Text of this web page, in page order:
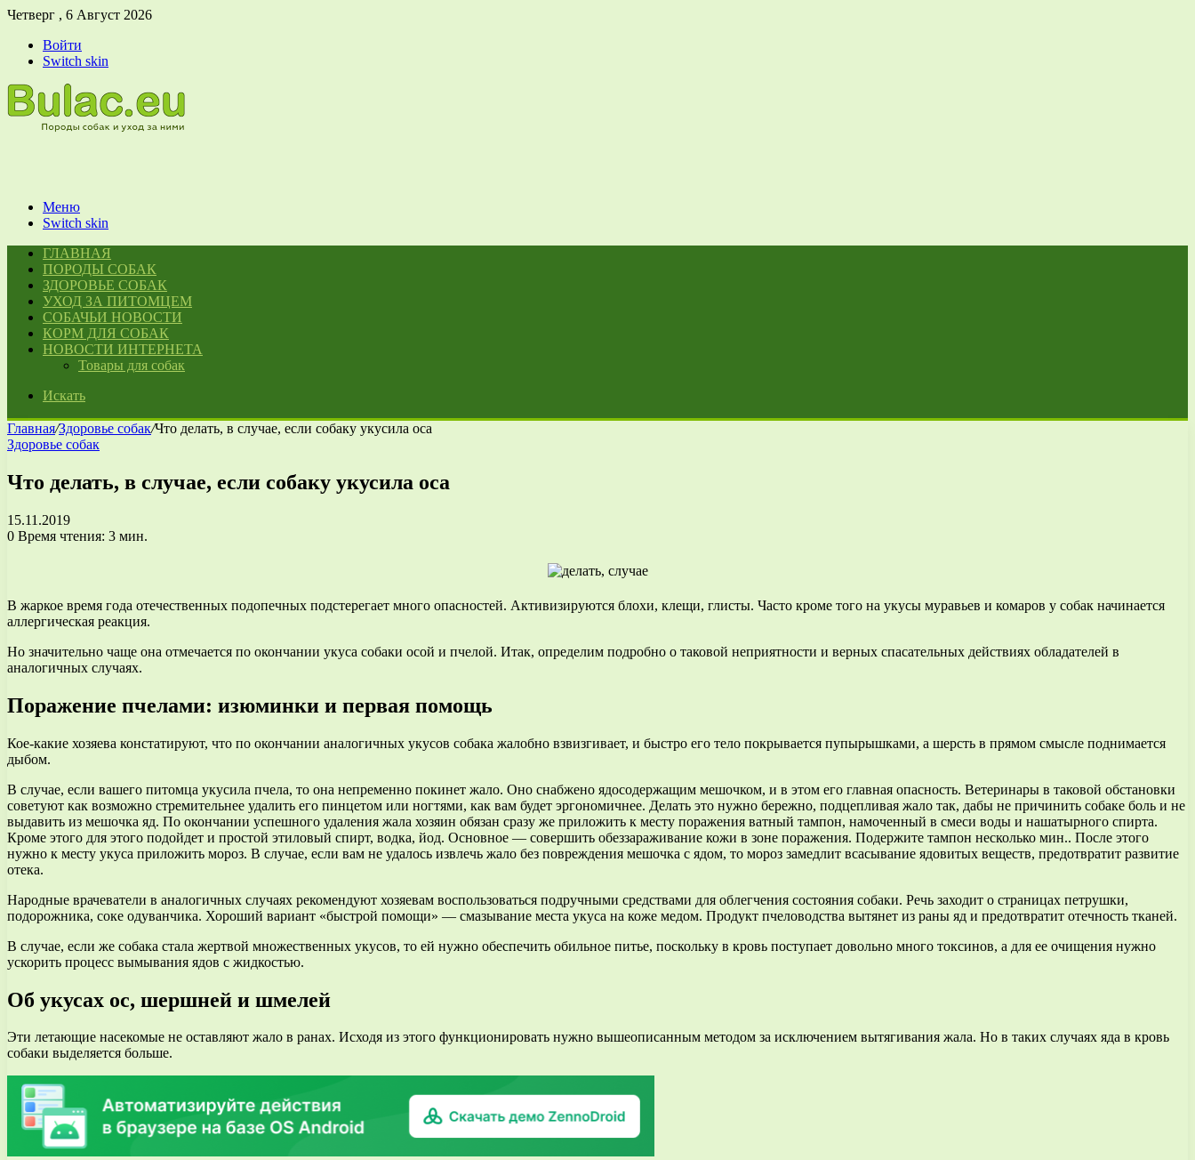
Четверг , 6 Август 2026
Войти
Switch skin
Меню
Switch skin
ГЛАВНАЯ
ПОРОДЫ СОБАК
ЗДОРОВЬЕ СОБАК
УХОД ЗА ПИТОМЦЕМ
СОБАЧЬИ НОВОСТИ
КОРМ ДЛЯ СОБАК
НОВОСТИ ИНТЕРНЕТА
Товары для собак
Искать
Главная/Здоровье собак/Что делать, в случае, если собаку укусила оса
Здоровье собак
Что делать, в случае, если собаку укусила оса
15.11.2019
0 Время чтения: 3 мин.
В жаркое время года отечественных подопечных подстерегает много опасностей. Активизируются блохи, клещи, глисты. Часто кроме того на укусы муравьев и комаров у собак начинается
аллергическая реакция.
Но значительно чаще она отмечается по окончании укуса собаки осой и пчелой. Итак, определим подробно о таковой неприятности и верных спасательных действиях обладателей в
аналогичных случаях.
Поражение пчелами: изюминки и первая помощь
Кое-какие хозяева констатируют, что по окончании аналогичных укусов собака жалобно взвизгивает, и быстро его тело покрывается пупырышками, а шерсть в прямом смысле поднимается
дыбом.
В случае, если вашего питомца укусила пчела, то она непременно покинет жало. Оно снабжено ядосодержащим мешочком, и в этом его главная опасность. Ветеринары в таковой обстановки
советуют как возможно стремительнее удалить его пинцетом или ногтями, как вам будет эргономичнее. Делать это нужно бережно, подцепливая жало так, дабы не причинить собаке боль и не
выдавить из мешочка яд. По окончании успешного удаления жала хозяин обязан сразу же приложить к месту поражения ватный тампон, намоченный в смеси воды и нашатырного спирта.
Кроме этого для этого подойдет и простой этиловый спирт, водка, йод. Основное — совершить обеззараживание кожи в зоне поражения. Подержите тампон несколько мин.. После этого
нужно к месту укуса приложить мороз. В случае, если вам не удалось извлечь жало без повреждения мешочка с ядом, то мороз замедлит всасывание ядовитых веществ, предотвратит развитие
отека.
Народные врачеватели в аналогичных случаях рекомендуют хозяевам воспользоваться подручными средствами для облегчения состояния собаки. Речь заходит о страницах петрушки,
подорожника, соке одуванчика. Хороший вариант «быстрой помощи» — смазывание места укуса на коже медом. Продукт пчеловодства вытянет из раны яд и предотвратит отечность тканей.
В случае, если же собака стала жертвой множественных укусов, то ей нужно обеспечить обильное питье, поскольку в кровь поступает довольно много токсинов, а для ее очищения нужно
ускорить процесс вымывания ядов с жидкостью.
Об укусах ос, шершней и шмелей
Эти летающие насекомые не оставляют жало в ранах. Исходя из этого функционировать нужно вышеописанным методом за исключением вытягивания жала. Но в таких случаях яда в кровь
собаки выделяется больше.